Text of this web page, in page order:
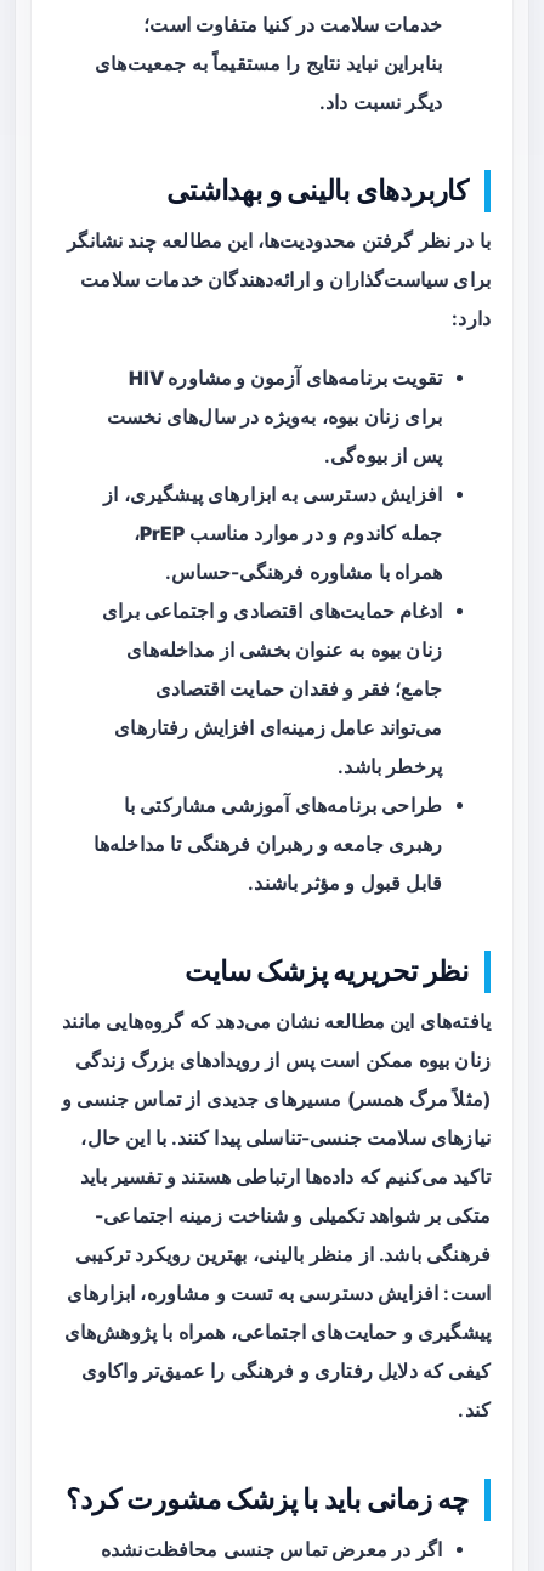
خدمات سلامت در کنیا متفاوت است؛
بنابراین نباید نتایج را مستقیماً به جمعیت‌های
دیگر نسبت داد.
کاربردهای بالینی و بهداشتی
با در نظر گرفتن محدودیت‌ها، این مطالعه چند نشانگر
برای سیاست‌گذاران و ارائه‌دهندگان خدمات سلامت
دارد:
تقویت برنامه‌های آزمون و مشاوره HIV
برای زنان بیوه، به‌ویژه در سال‌های نخست
پس از بیوه‌گی.
افزایش دسترسی به ابزارهای پیشگیری، از
جملهکاندوم و در موارد مناسب PrEP،
همراه با مشاوره فرهنگی-حساس.
ادغام حمایت‌های اقتصادی و اجتماعی برای
زنان بیوه به عنوان بخشی از مداخله‌های
جامع؛ فقر و فقدان حمایت اقتصادی
می‌تواند عامل زمینه‌ای افزایش رفتارهای
پرخطر باشد.
طراحی برنامه‌های آموزشی مشارکتی با
رهبری جامعه و رهبران فرهنگی تا مداخله‌ها
قابل قبول و مؤثر باشند.
نظر تحریریه پزشک سایت
یافته‌های این مطالعه نشان می‌دهد که گروه‌هایی مانند
زنان بیوه ممکن است پس از رویدادهای بزرگ زندگی
(مثلاً مرگ همسر) مسیرهای جدیدی از تماس جنسی و
نیازهای سلامت جنسی-تناسلی پیدا کنند. با این حال،
تاکید می‌کنیم که داده‌ها ارتباطی هستند و تفسیر باید
متکی بر شواهد تکمیلی و شناخت زمینه اجتماعی-
فرهنگی باشد. از منظر بالینی، بهترین رویکرد ترکیبی
است: افزایش دسترسی به تست و مشاوره، ابزارهای
پیشگیری و حمایت‌های اجتماعی، همراه با پژوهش‌های
کیفی که دلایل رفتاری و فرهنگی را عمیق‌تر واکاوی
کند.
چه زمانی باید با پزشک مشورت کرد؟
اگر در معرض تماس جنسی محافظت‌نشده